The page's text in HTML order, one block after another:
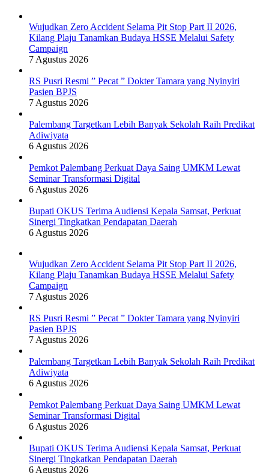
Wujudkan Zero Accident Selama Pit Stop Part II 2026,
Kilang Plaju Tanamkan Budaya HSSE Melalui Safety
Campaign
7 Agustus 2026
RS Pusri Resmi ” Pecat ” Dokter Tamara yang Nyinyiri
Pasien BPJS
7 Agustus 2026
Palembang Targetkan Lebih Banyak Sekolah Raih Predikat
Adiwiyata
6 Agustus 2026
Pemkot Palembang Perkuat Daya Saing UMKM Lewat
Seminar Transformasi Digital
6 Agustus 2026
Bupati OKUS Terima Audiensi Kepala Samsat, Perkuat
Sinergi Tingkatkan Pendapatan Daerah
6 Agustus 2026
Wujudkan Zero Accident Selama Pit Stop Part II 2026,
Kilang Plaju Tanamkan Budaya HSSE Melalui Safety
Campaign
7 Agustus 2026
RS Pusri Resmi ” Pecat ” Dokter Tamara yang Nyinyiri
Pasien BPJS
7 Agustus 2026
Palembang Targetkan Lebih Banyak Sekolah Raih Predikat
Adiwiyata
6 Agustus 2026
Pemkot Palembang Perkuat Daya Saing UMKM Lewat
Seminar Transformasi Digital
6 Agustus 2026
Bupati OKUS Terima Audiensi Kepala Samsat, Perkuat
Sinergi Tingkatkan Pendapatan Daerah
6 Agustus 2026